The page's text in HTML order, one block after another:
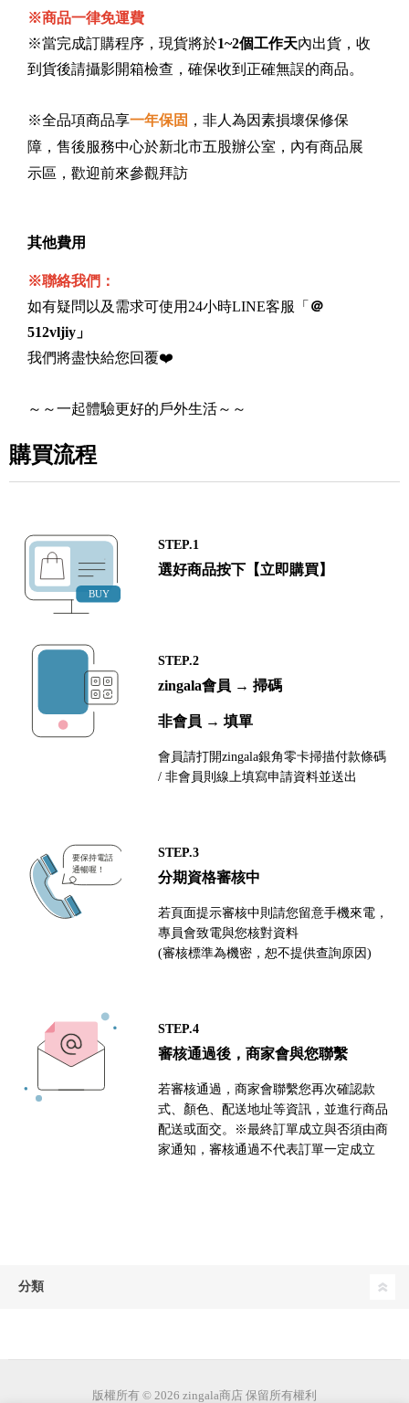
※商品一律免運費
※當完成訂購程序，現貨將於1~2個工作天內出貨，收
到貨後請攝影開箱檢查，確保收到正確無誤的商品。
※全品項商品享一年保固 ，非人為因素損壞保修保
障， 售後服務中心於新北市五股辦公室，內有商品展
示區，歡迎前來參觀拜訪
其他費用
※聯絡我們：
如有疑問以及需求可使用24小時LINE客服「 ＠
512vljiy」
我們將盡快給您回覆❤️
～～一起體驗更好的戶外生活～～
購買流程
STEP.1
選好商品按下【立即購買】
STEP.2
zingala會員 → 掃碼
非會員 → 填單
會員請打開zingala銀角零卡掃描付款條碼
/ 非會員則線上填寫申請資料並送出
STEP.3
分期資格審核中
若頁面提示審核中則請您留意手機來電，
專員會致電與您核對資料
(審核標準為機密，恕不提供查詢原因)
STEP.4
審核通過後，商家會與您聯繫
若審核通過，商家會聯繫您再次確認款
式、顏色、配送地址等資訊，並進行商品
配送或面交。※最終訂單成立與否須由商
家通知，審核通過不代表訂單一定成立
分類
版權所有 © 2026 zingala商店 保留所有權利